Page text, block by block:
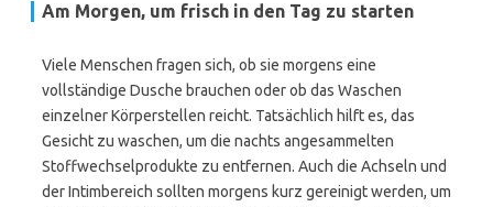
Am Morgen, um frisch in den Tag zu starten
Viele Menschen fragen sich, ob sie morgens eine
vollständige Dusche brauchen oder ob das Waschen
einzelner Körperstellen reicht. Tatsächlich hilft es, das
Gesicht zu waschen, um die nachts angesammelten
Stoffwechselprodukte zu entfernen. Auch die Achseln und
der Intimbereich sollten morgens kurz gereinigt werden, um